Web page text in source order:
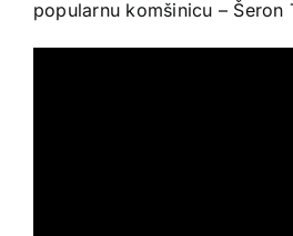
popularnu komšinicu – Šeron